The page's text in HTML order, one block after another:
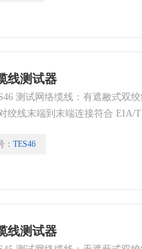
线测试器
测试网络缆线：有遮敝式双
绞线末端到末端连接符合 EIA/
短路的距离)。 量测缆线长度：2
： TES46
线测试器